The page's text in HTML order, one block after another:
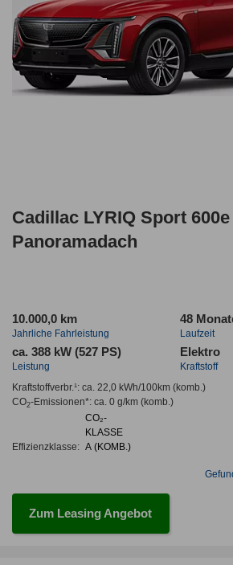
Cadillac LYRIQ Sport 600e
Panoramadach
10.000,0 km
Jahrliche Fahrleistung
48
Laufzeit
ca. 388 kW (527 PS)
Leistung
Elektro
Kraftstoff
Kraftstoffverbr.¹: ca. 22,0 kWh/100km(komb.)
CO2-Emissionen*: ca. 0 g/km(komb.)
Effizienzklasse:
CO₂-
KLASSE
A (KOMB.)
Zum Leasing Angebot